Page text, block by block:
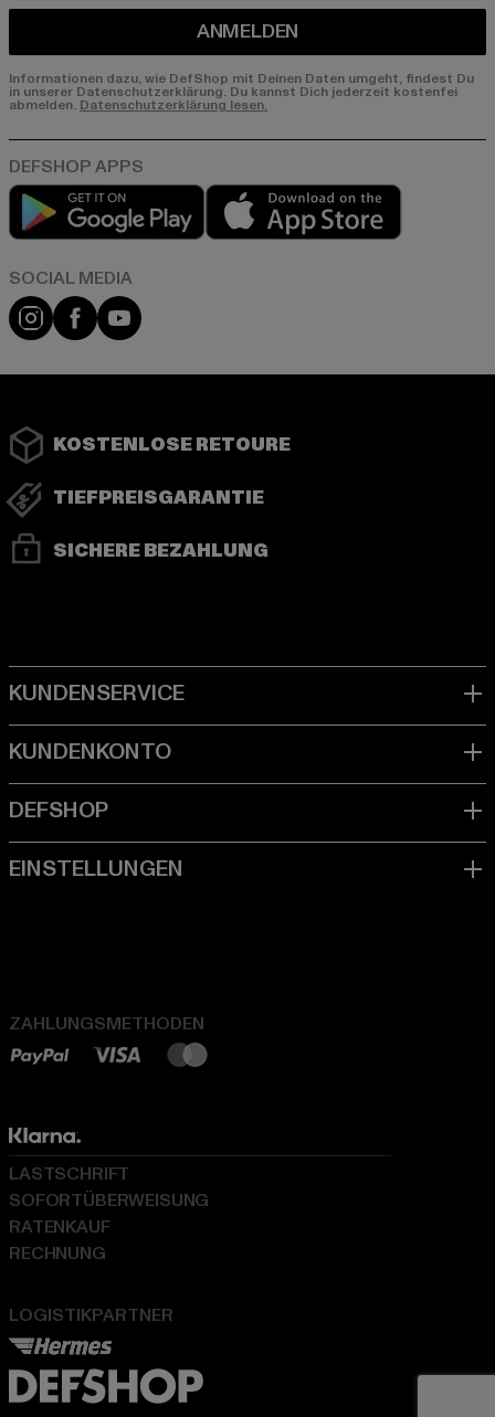
ANMELDEN
Informationen dazu, wie DefShop mit Deinen Daten umgeht, findest Du
in unserer Datenschutzerklärung. Du kannst Dich jederzeit kostenfei
abmelden.Datenschutzerklärung lesen.
Play market
Instagram
FacebookYouTube
KOSTENLOSE RETOURE
TIEFPREISGARANTIE
SICHERE BEZAHLUNG
ZAHLUNGSMETHODEN
LOGISTIKPARTNER
LASTSCHRIFT
SOFORTÜBERWEISUNG
RATENKAUF
RECHNUNG